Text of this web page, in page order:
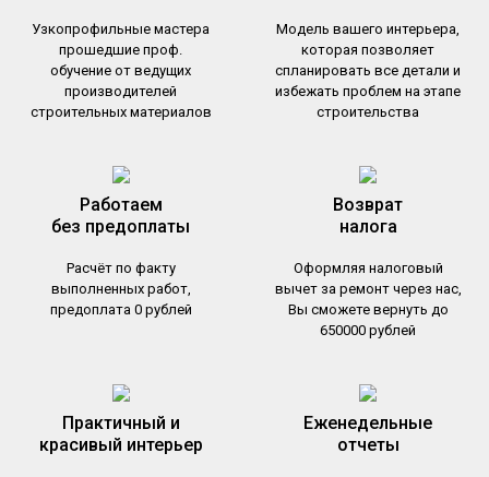
Узкопрофильные мастера
прошедшие проф.
обучение от ведущих
производителей
строительных материалов
Модель вашего интерьера,
которая позволяет
спланировать все детали и
избежать проблем на этапе
строительства
Работаем
без предоплаты
Расчёт по факту
выполненных работ,
предоплата 0 рублей
Возврат
налога
Оформляя налоговый
вычет за ремонт через нас,
Вы сможете вернуть до
650000 рублей
Практичный и
красивый интерьер
Еженедельные
отчеты